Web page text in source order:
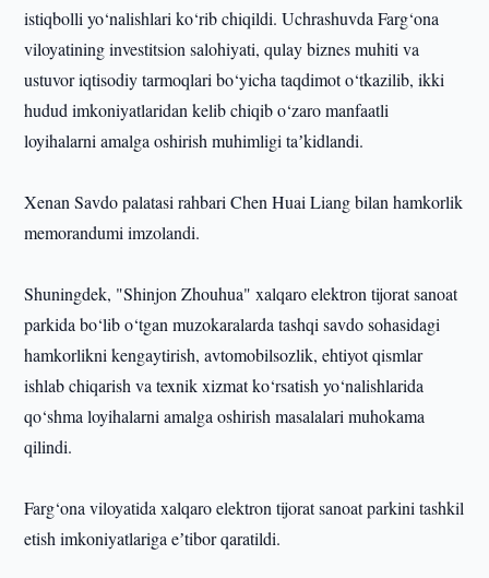
istiqbolli yo‘nalishlari ko‘rib chiqildi. Uchrashuvda Farg‘ona
viloyatining investitsion salohiyati, qulay biznes muhiti va
ustuvor iqtisodiy tarmoqlari bo‘yicha taqdimot o‘tkazilib, ikki
hudud imkoniyatlaridan kelib chiqib o‘zaro manfaatli
loyihalarni amalga oshirish muhimligi taʼkidlandi.
Xenan Savdo palatasi rahbari Chen Huai Liang bilan hamkorlik
memorandumi imzolandi.
Shuningdek, "Shinjon Zhouhua" xalqaro elektron tijorat sanoat
parkida bo‘lib o‘tgan muzokaralarda tashqi savdo sohasidagi
hamkorlikni kengaytirish, avtomobilsozlik, ehtiyot qismlar
ishlab chiqarish va texnik xizmat ko‘rsatish yo‘nalishlarida
qo‘shma loyihalarni amalga oshirish masalalari muhokama
qilindi.
Farg‘ona viloyatida xalqaro elektron tijorat sanoat parkini tashkil
etish imkoniyatlariga eʼtibor qaratildi.